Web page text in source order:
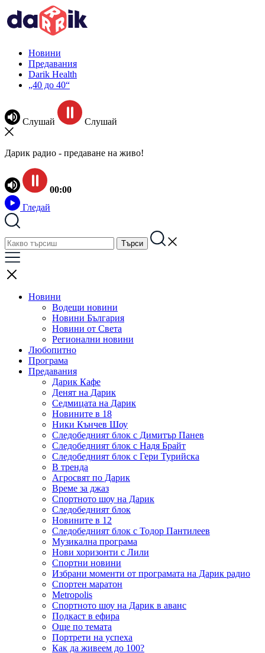
Новини
Предавания
Darik Health
„40 до 40“
Слушай Слушай
Дарик радио - предаване на живо!
00:00
Гледай
Новини
Водещи новини
Новини България
Новини от Света
Регионални новини
Любопитно
Програма
Предавания
Дарик Кафе
Денят на Дарик
Седмицата на Дарик
Новините в 18
Ники Кънчев Шоу
Следобедният блок с Димитър Панев
Следобедният блок с Надя Брайт
Следобедният блок с Гери Турийска
В тренда
Агросвят по Дарик
Време за джаз
Спортното шоу на Дарик
Следобедният блок
Новините в 12
Следобедният блок с Тодор Пантилеев
Музикална програма
Нови хоризонти с Лили
Спортни новини
Избрани моменти от програмата на Дарик радио
Спортен маратон
Metropolis
Спортното шоу на Дарик в аванс
Подкаст в ефира
Още по темата
Портрети на успеха
Как да живеем до 100?